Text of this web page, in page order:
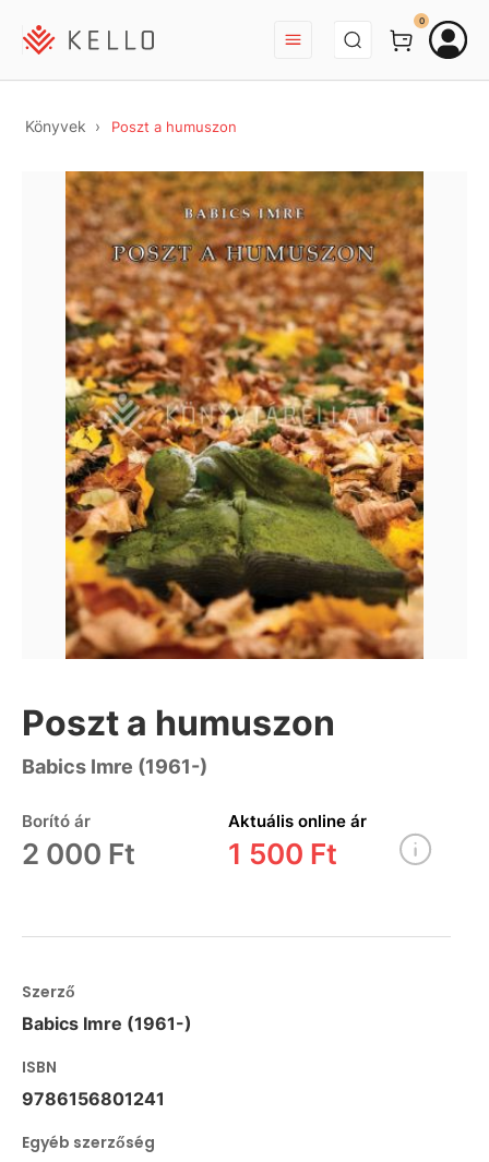
BEJELENTKEZÉS
0
Könyvek Poszt a humuszon
Poszt a humuszon
Babics Imre (1961-)
Borító ár
2 000 Ft
Aktuális online ár
1 500 Ft
Szerző
Babics Imre (1961-)
ISBN
9786156801241
Egyéb szerzőség